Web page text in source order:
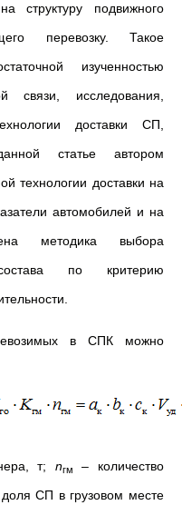
структуру подвижного
перевозку. Такое
изученностью
связи, исследования,
доставки СП,
статье автором
технологии доставки на
автомобилей и на
методика выбора
по критерию
в СПК можно
т; nгм
– количество
СП в грузовом месте